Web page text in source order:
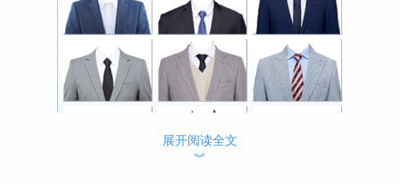
展开阅读全文
︾